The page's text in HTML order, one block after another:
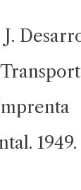
J.
1949.